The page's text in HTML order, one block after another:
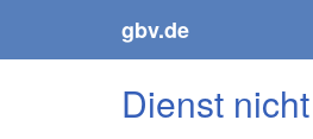
gbv.de
Dienst